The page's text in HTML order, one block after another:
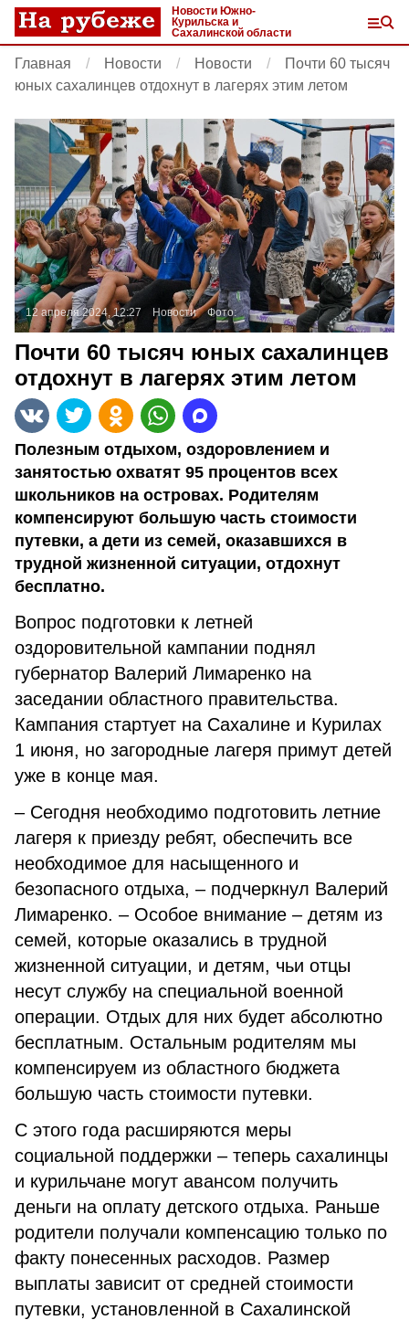
Новости Южно-
Курильска и
Сахалинской области
Главная Новости Новости
Почти 60 тысяч
юных сахалинцев отдохнут в лагерях этим летом
12 апреля 2024, 12:27 Новости Фото:
Почти 60 тысяч юных сахалинцев
отдохнут в лагерях этим летом
Полезным отдыхом, оздоровлением и
занятостью охватят 95 процентов всех
школьников на островах. Родителям
компенсируют большую часть стоимости
путевки, а дети из семей, оказавшихся в
трудной жизненной ситуации, отдохнут
бесплатно.
Вопрос подготовки к летней
оздоровительной кампании поднял
губернатор Валерий Лимаренко на
заседании областного правительства.
Кампания стартует на Сахалине и Курилах
1 июня, но загородные лагеря примут детей
уже в конце мая.
– Сегодня необходимо подготовить летние
лагеря к приезду ребят, обеспечить все
необходимое для насыщенного и
безопасного отдыха, – подчеркнул Валерий
Лимаренко. – Особое внимание – детям из
семей, которые оказались в трудной
жизненной ситуации, и детям, чьи отцы
несут службу на специальной военной
операции. Отдых для них будет абсолютно
бесплатным. Остальным родителям мы
компенсируем из областного бюджета
большую часть стоимости путевки.
С этого года расширяются меры
социальной поддержки – теперь сахалинцы
и курильчане могут авансом получить
деньги на оплату детского отдыха. Раньше
родители получали компенсацию только по
факту понесенных расходов. Размер
выплаты зависит от средней стоимости
путевки, установленной в Сахалинской